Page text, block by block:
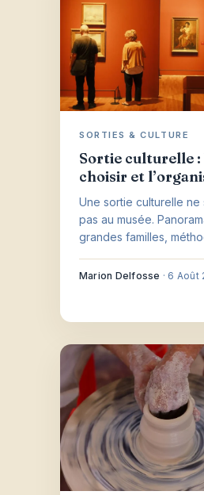
SORTIES & CULTURE
Sortie culturelle :
choisir et
Une sortie culturelle ne
pas au musée.
grandes familles,
les convives, et repères
Marion Delfosse · 6 Août